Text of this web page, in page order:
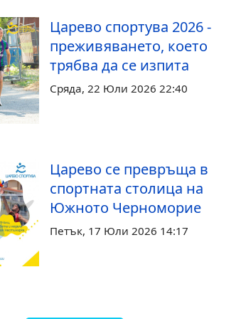
Царево спортува 2026 -
преживяването, което
трябва да се изпита
Сряда, 22 Юли 2026 22:40
Царево се превръща в
спортната столица на
Южното Черноморие
Петък, 17 Юли 2026 14:17